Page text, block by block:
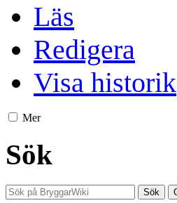
Läs
Redigera
Visa historik
Mer
Sök